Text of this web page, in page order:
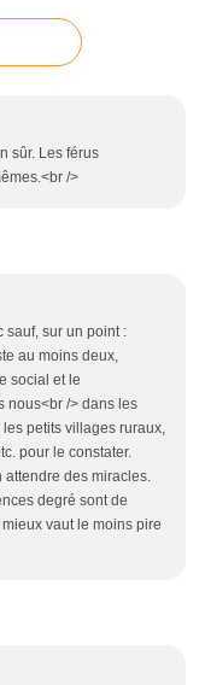
sûr. Les férus
/>
sauf, sur un point :
au moins deux,
social et le
nous<br /> dans les
petits villages ruraux,
pour le constater.
attendre des miracles.
degré sont de
vaut le moins pire